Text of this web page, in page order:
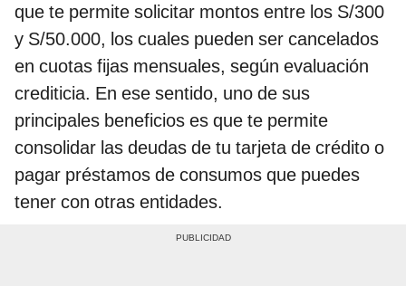
que te permite solicitar montos entre los S/300
y S/50.000, los cuales pueden ser cancelados
en cuotas fijas mensuales, según evaluación
crediticia. En ese sentido, uno de sus
principales beneficios es que te permite
consolidar las deudas de tu tarjeta de crédito o
pagar préstamos de consumos que puedes
tener con otras entidades.